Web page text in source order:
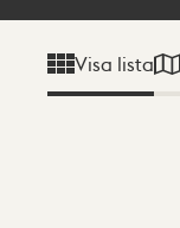
Visa lista